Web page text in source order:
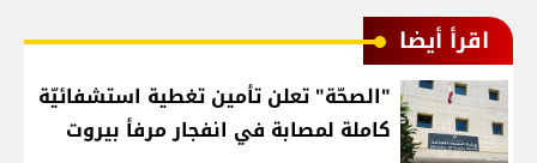
اقرأ أيضا
"الصحّة" تعلن تأمين تغطية استشفائيّة
كاملة لمصابة في انفجار مرفأ بيروت